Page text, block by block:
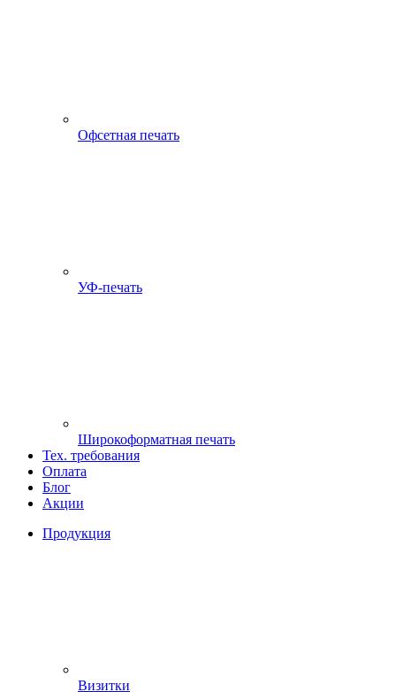
Офсетная печать
УФ-печать
Широкоформатная печать
Тех. требования
Оплата
Блог
Акции
Продукция
Визитки